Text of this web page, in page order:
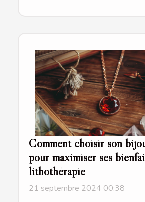
Comment choisir son
pour maximiser ses
lithothérapie
21 septembre 2024 00:38